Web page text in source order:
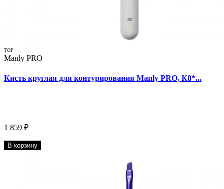
TOP
Manly PRO
Кисть круглая для контурирования Manly PRO, К8*...
1 859 ₽
В корзину